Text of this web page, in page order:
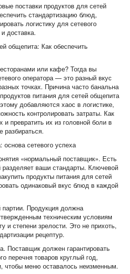
поставки продуктов для сетей
стандартизацию блюд,
логистику для сетевого
доставка.
общепита: Как обеспечить
или кафе? Тогда вы
оператора — это разный вкус
точках. Причина часто банальна
питания для сетей общепита
добавляются хаос в логистике,
контролировать затраты. Как
и превратить их из головной боли в
разбираться.
основа сетевого успеха
«нормальный поставщик». Есть
разделяет ваши стандарты. Ключевой
продукты питания для сетей
одинаковый вкус блюд в каждой
Продукция должна
техническим условиям
и степени зрелости. Это не прихоть,
рецептур.
Поставщик должен гарантировать
перечня товаров круглый год,
чтобы меню оставалось неизменным.